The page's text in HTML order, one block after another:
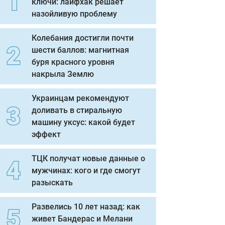
назойливую проблему
Колебания достигли почти
шести баллов: магнитная
буря красного уровня
накрыла Землю
Украинцам рекомендуют
доливать в стиральную
машину уксус: какой будет
эффект
ТЦК получат новые данные о
мужчинах: кого и где смогут
разыскать
Развелись 10 лет назад: как
живет Бандерас и Мелани